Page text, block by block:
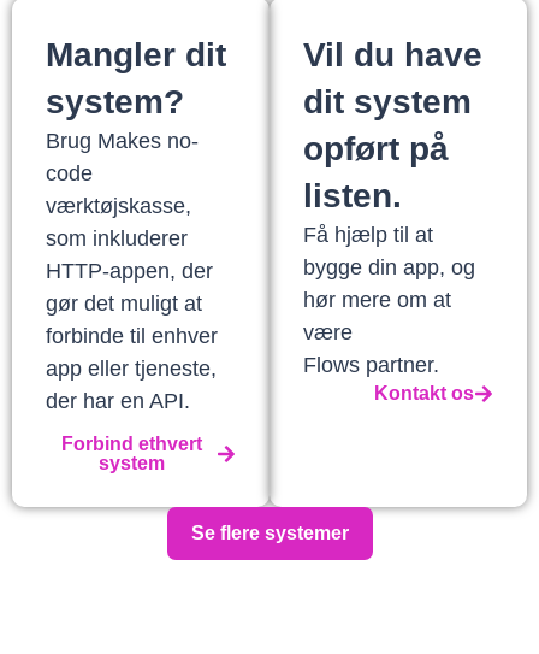
Mangler dit
system?
Brug Makes no-
code
værktøjskasse,
som inkluderer
HTTP-appen, der
gør det muligt at
forbinde til enhver
app eller tjeneste,
der har en API.
Forbind ethvert
system
Vil du have
dit system
opført på
listen.
Få hjælp til at
bygge din app, og
hør mere om at
være
Flows partner.
Kontakt os
Se flere systemer